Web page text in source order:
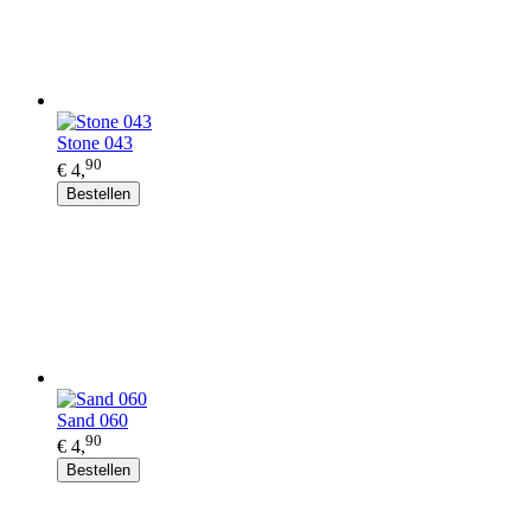
Stone 043
€ 4,90
Bestellen
Sand 060
€ 4,90
Bestellen